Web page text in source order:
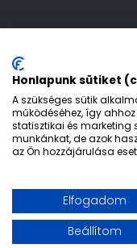
© 1992-2026
Etika
Honlapunk sütiket
A szükséges sütik
működéséhez, így
statisztikai és
munkánkat, de azok
az Ön hozzájárulása
Elfogadom
Beállítom